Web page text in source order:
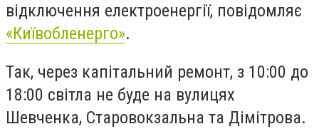
відключення електроенергії, повідомляє
«Київобленерго».
Так, через капітальний ремонт, з 10:00 до
18:00 світла не буде на вулицях
Шевченка, Старовокзальна та Дімітрова.